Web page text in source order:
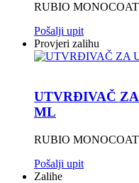
RUBIO
Pošalji upit
Provjeri zalihu
UTVRĐIVAČ
ML
RUBIO
Pošalji upit
Zalihe